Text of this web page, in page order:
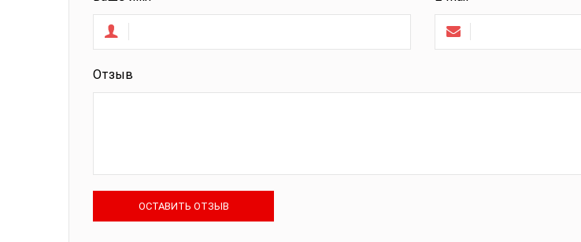
Отзыв
ОСТАВИТЬ ОТЗЫВ